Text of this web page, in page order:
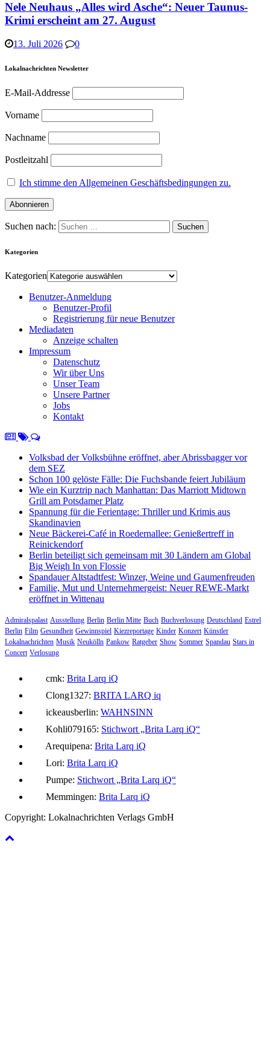
Nele Neuhaus „Alles wird Asche“: Neuer Taunus-
Krimi erscheint am 27. August
13. Juli 2026 0
Lokalnachrichten Newsletter
E-Mail-Addresse
Vorname
Nachname
Postleitzahl
Ich stimme den Allgemeinen Geschäftsbedingungen zu.
Suchen nach:
Kategorien
Kategorien
Benutzer-Anmeldung
Benutzer-Profil
Registrierung für neue Benutzer
Mediadaten
Anzeige schalten
Impressum
Datenschutz
Wir über Uns
Unser Team
Unsere Partner
Jobs
Kontakt
Volksbad der Volksbühne eröffnet, aber Abrissbagger vor
dem SEZ
Schon 100 gelöste Fälle: Die Fuchsbande feiert Jubiläum
Wie ein Kurztrip nach Manhattan: Das Marriott Midtown
Grill am Potsdamer Platz
Spannung für die Ferientage: Thriller und Krimis aus
Skandinavien
Neue Bäckerei-Café in Roedernallee: Genießertreff in
Reinickendorf
Berlin beteiligt sich gemeinsam mit 30 Ländern am Global
Big Weigh In von Flossie
Spandauer Altstadtfest: Winzer, Weine und Gaumenfreuden
Familie, Mut und Unternehmergeist: Neuer REWE-Markt
eröffnet in Wittenau
Admiralspalast Ausstellung Berlin Berlin Mitte Buch Buchverlosung Deutschland Estrel
Berlin Film Gesundheit Gewinnspiel Kiezreportage Kinder Konzert Künstler
Lokalnachrichten Musik Neukölln Pankow Ratgeber Show Sommer Spandau Stars in
Concert Verlosung
cmk: Brita Larq iQ
Clong1327: BRITA LARQ iq
ickeausberlin: WAHNSINN
Kohli079165: Stichwort „Brita Larq iQ“
Arequipena: Brita Larq iQ
Lori: Brita Larq iQ
Pumpe: Stichwort „Brita Larq iQ“
Memmingen: Brita Larq iQ
Copyright: Lokalnachrichten Verlags GmbH